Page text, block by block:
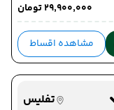
۲۹٬۹۰۰٬۰۰۰ تومان
مشاهده اقساط
تفلیس